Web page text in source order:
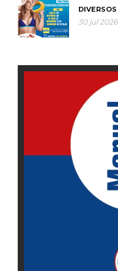
DIVERSOS
30 jul 2026